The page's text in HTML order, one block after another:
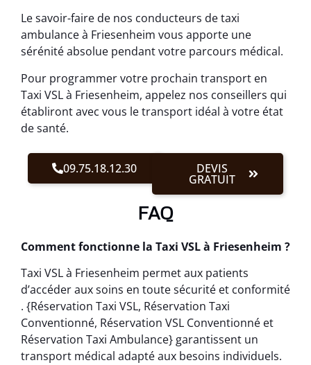
Le savoir-faire de nos conducteurs de taxi
ambulance à Friesenheim vous apporte une
sérénité absolue pendant votre parcours médical.
Pour programmer votre prochain transport en
Taxi VSL à Friesenheim, appelez nos conseillers qui
établiront avec vous le transport idéal à votre état
de santé.
09.75.18.12.30 DEVIS
GRATUIT
FAQ
Comment fonctionne la Taxi VSL à Friesenheim ?
Taxi VSL à Friesenheim permet aux patients
d’accéder aux soins en toute sécurité et conformité
. {Réservation Taxi VSL, Réservation Taxi
Conventionné, Réservation VSL Conventionné et
Réservation Taxi Ambulance} garantissent un
transport médical adapté aux besoins individuels.